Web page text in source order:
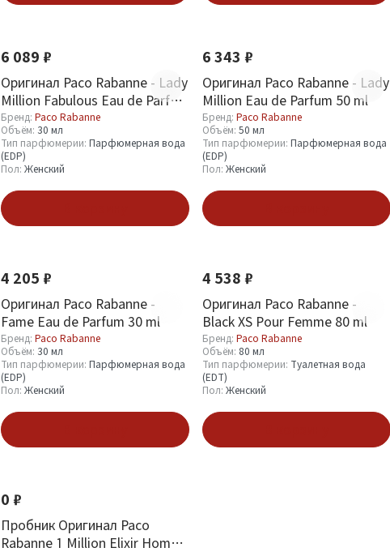
6 089 ₽
Оригинал Paco Rabanne - Lady
Million Fabulous Eau de Parfum
30 ml
Бренд: Paco Rabanne
Объём: 30 мл
Тип парфюмерии: Парфюмерная вода
(EDP)
Пол: Женский
6 343 ₽
Оригинал Paco Rabanne - Lady
Million Eau de Parfum 50 ml
Бренд: Paco Rabanne
Объём: 50 мл
Тип парфюмерии: Парфюмерная вода
(EDP)
Пол: Женский
4 205 ₽
Оригинал Paco Rabanne -
Fame Eau de Parfum 30 ml
Бренд: Paco Rabanne
Объём: 30 мл
Тип парфюмерии: Парфюмерная вода
(EDP)
Пол: Женский
4 538 ₽
Оригинал Paco Rabanne -
Black XS Pour Femme 80 ml
Бренд: Paco Rabanne
Объём: 80 мл
Тип парфюмерии: Туалетная вода
(EDT)
Пол: Женский
0 ₽
Пробник Оригинал Paco
Rabanne 1 Million Elixir Homme